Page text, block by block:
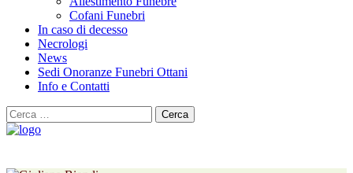
Cofani Funebri
In caso di decesso
Necrologi
News
Sedi Onoranze Funebri Ottani
Info e Contatti
Cerca
per: